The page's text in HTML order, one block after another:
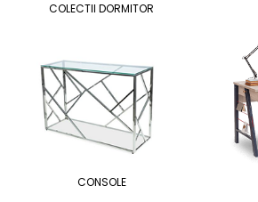
COLECTII DORMITOR
CONSOLE